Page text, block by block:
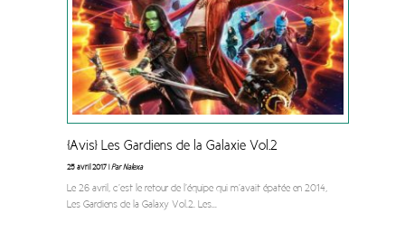
[Avis] Les Gardiens de la Galaxie Vol.2
25 avril 2017 |Par Nalexa
Le 26 avril, c’est le retour de l’équipe qui m’avait épatée en 2014,
Les Gardiens de la Galaxy Vol.2. Les...